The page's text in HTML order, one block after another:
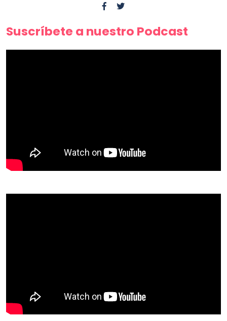
Suscríbete a nuestro Podcast